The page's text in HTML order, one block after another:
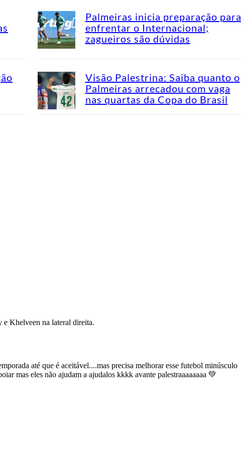
Palmeiras inicia preparação para
enfrentar o Internacional;
zagueiros são dúvidas
Visão Palestrina: Saiba quanto o
Palmeiras arrecadou com vaga
nas quartas da Copa do Brasil